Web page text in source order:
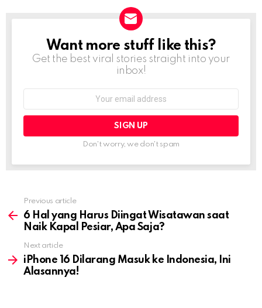
NEWSLETTER
Want more stuff like this?
Get the best viral stories straight into your
inbox!
Don't worry, we don't spam
more
Previous article
6 Hal yang Harus Diingat Wisatawan saat
Naik Kapal Pesiar, Apa Saja?
Next article
iPhone 16 Dilarang Masuk ke Indonesia, Ini
Alasannya!